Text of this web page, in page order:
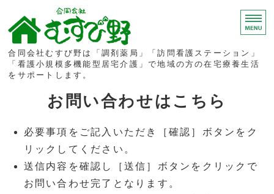
合同会社む
合同会社むすび野は「調剤薬局」「訪問看護ステーション」
「看護小規模多機能型居宅介護」で地域の方の在宅療養生活
をサポートします。
訪問看護ステーション
調剤薬局
お問い合わせはこちら
必要事項をご記入いただき［確認］ボタンをク
リックしてください。
送信内容を確認し［送信］ボタンをクリックで
お問い合わせ完了となります。